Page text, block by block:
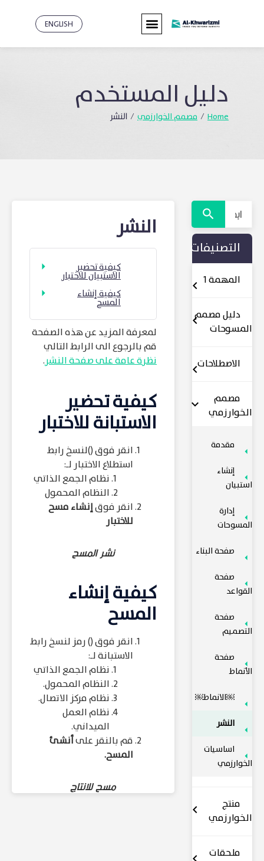
ENGLISH
دليل المستخدم
Home
/ مصمم الخوارزمي / النشر
التصنيفات
المهمة 1
دليل مصمم
المسوحات
الاصطلاحات
مصمم
الخوارزمي
مقدمة
إنشاء
استبيان
إدارة
المسوحات
صفحة البناء
صفحة
القواعد
صفحة
التصميم
صفحة
الأنماط
￼الانماط￼
النشر
اساسيات
الخوارزمي
منتج
الخوارزمي
ملحقات
النشر
كيفية تحضير
الاستبيان للاختبار
كيفية إنشاء
المسح
لمعرفة المزيد عن هذه الصفحة
قم بالرجوع الى الرابط التالي
نظرة عامة على صفحة النشر.
كيفية تحضير
الاستبانة للاختبار
انقر فوق ()لنسخ رابط
استطلاع الاختبار لـ:
نظام الجمع الذاتي
النظام المحمول
انقر فوقإنشاء مسح
للاختبار
نشر المسح
كيفية إنشاء
المسح
انقر فوق () رمز لنسخ رابط
الاستبانة لـ:
نظام الجمع الذاتي
النظام المحمول.
نظام مركز الاتصال.
نظام العمل
الميداني.
قم بالنقر علىأنشئ
المسح.
مسح للانتاج